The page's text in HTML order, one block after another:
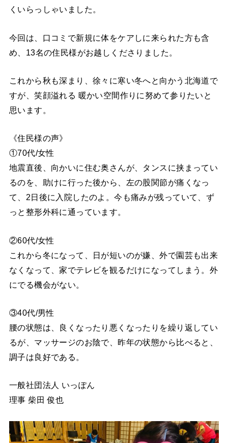
くいらっしゃいました。
今回は、口コミで新規に体をケアしに来られた方も含
め、13名の住民様がお越しくださりました。
これから秋も深まり、徐々に寒い冬へと向かう北海道で
すが、笑顔溢れる 暖かい空間作りに努めて参りたいと
思います。
《住民様の声》
①70代/女性
地震直後、向かいに住む奥さんが、タンスに挟まってい
るのを、助けに行った後から、左の股関節が痛くなっ
て、2日後に入院したのよ。今も痛みが残っていて、ず
っと整形外科に通っています。
②60代/女性
これから冬になって、日が短いのが嫌、外で園芸も出来
なくなって、家でテレビを観るだけになってしまう。外
にでる機会がない。
③40代/男性
腰の状態は、良くなったり悪くなったりを繰り返してい
るが、マッサージのお陰で、昨年の状態から比べると、
調子は良好である。
一般社団法人 いっぽん
理事 柴田 俊也